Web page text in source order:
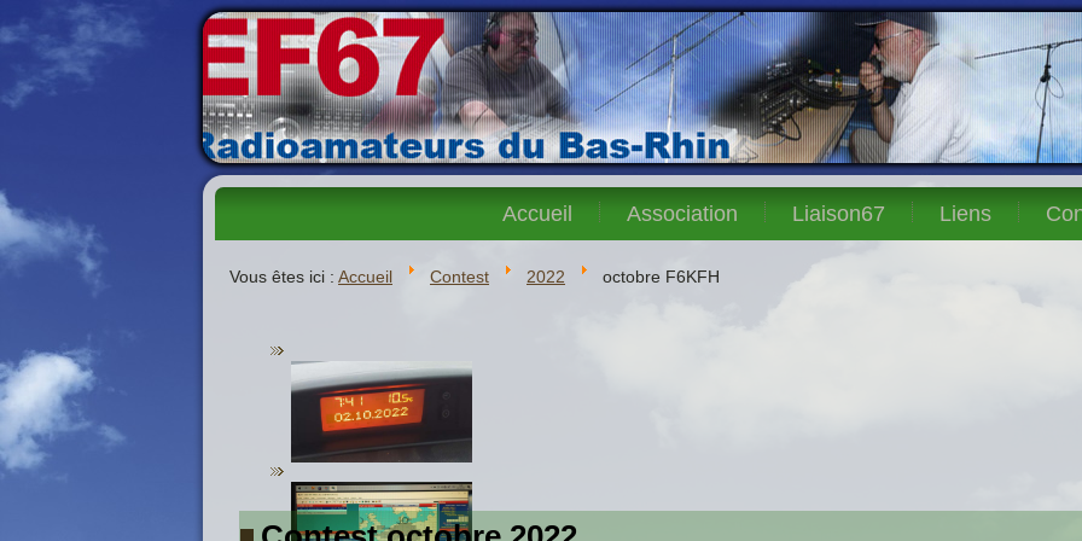
Accueil Association Liaison67 Liens
Vous êtes ici : Accueil Contest 2022 octobre F6KFH